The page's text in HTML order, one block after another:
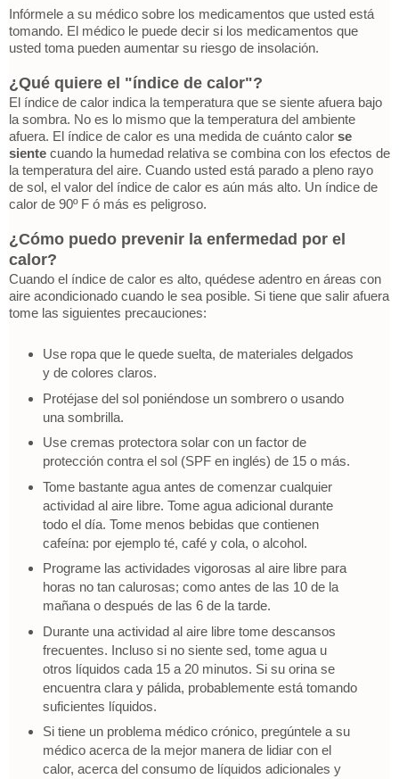
Infórmele a su médico sobre los medicamentos que usted está
tomando. El médico le puede decir si los medicamentos que
usted toma pueden aumentar su riesgo de insolación.
¿Qué quiere el "índice de calor"?
El índice de calor indica la temperatura que se siente afuera bajo
la sombra. No es lo mismo que la temperatura del ambiente
afuera. El índice de calor es una medida de cuánto calor se
siente cuando la humedad relativa se combina con los efectos de
la temperatura del aire. Cuando usted está parado a pleno rayo
de sol, el valor del índice de calor es aún más alto. Un índice de
calor de 90º F ó más es peligroso.
¿Cómo puedo prevenir la enfermedad por el
calor?
Cuando el índice de calor es alto, quédese adentro en áreas con
aire acondicionado cuando le sea posible. Si tiene que salir afuera
tome las siguientes precauciones:
Use ropa que le quede suelta, de materiales delgados
y de colores claros.
Protéjase del sol poniéndose un sombrero o usando
una sombrilla.
Use cremas protectora solar con un factor de
protección contra el sol (SPF en inglés) de 15 o más.
Tome bastante agua antes de comenzar cualquier
actividad al aire libre. Tome agua adicional durante
todo el día. Tome menos bebidas que contienen
cafeína: por ejemplo té, café y cola, o alcohol.
Programe las actividades vigorosas al aire libre para
horas no tan calurosas; como antes de las 10 de la
mañana o después de las 6 de la tarde.
Durante una actividad al aire libre tome descansos
frecuentes. Incluso si no siente sed, tome agua u
otros líquidos cada 15 a 20 minutos. Si su orina se
encuentra clara y pálida, probablemente está tomando
suficientes líquidos.
Si tiene un problema médico crónico, pregúntele a su
médico acerca de la mejor manera de lidiar con el
calor, acerca del consumo de líquidos adicionales y